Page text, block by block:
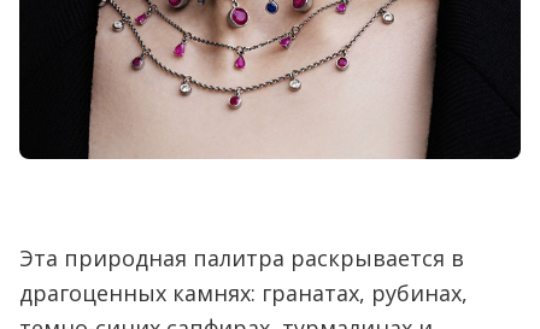
Эта природная палитра раскрывается в
драгоценных камнях: гранатах, рубинах,